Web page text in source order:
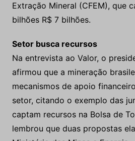
Extração Mineral (CFEM), que
bilhões R$ 7 bilhões.
Setor busca recursos
Na entrevista ao Valor, o
afirmou que a mineração
mecanismos de apoio
setor, citando o exemplo das
captam recursos na Bolsa de
lembrou que duas propostas